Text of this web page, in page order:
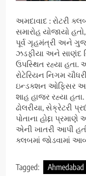
અમદાવાદ : રોટરી
સમારોહ યોજાયો
પૂર્વ ગૃહમંત્રી અને
ઝડફીયા અને સાણંદ
ઉપસ્થિત રહ્યા હતા.
રોટેરિયન નિગમ
ઇન્ડક્શન ઓફિસર
શાહ હાજર રહ્યા
ઢોલરીયા, સેક્રેટરી
પોતાના હોદ્દા
એની ખાતરી આપી
ક્લબમાં જોડવામાં
Tagged: Ahmedabad